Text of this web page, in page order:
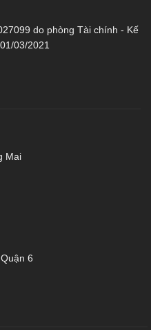
do phòng Tài chính - Kế
03/2021
Mai
6